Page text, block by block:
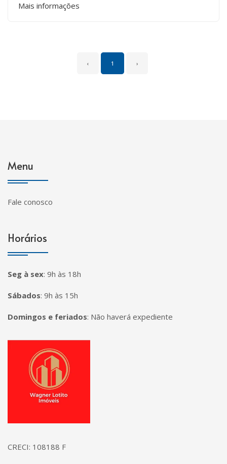
Mais informações
‹ 1 ›
Menu
Fale conosco
Horários
Seg à sex: 9h às 18h
Sábados: 9h às 15h
Domingos e feriados: Não haverá expediente
Página inicial
CRECI: 108188 F